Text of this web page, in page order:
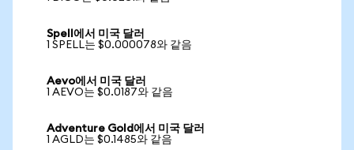
Spell에서 미국 달러
1 SPELL는 $0.000078와 같음
Aevo에서 미국 달러
1 AEVO는 $0.0187와 같음
Adventure Gold에서 미국 달러
1 AGLD는 $0.1485와 같음